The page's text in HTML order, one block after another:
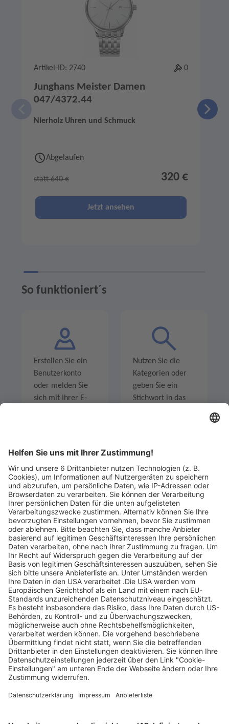
Artikel-ID: 2740 0
Junghans Meister Damen
047/4372.44
Nierholz Uhren und Schmuck
Abgelaufen
statt 640 € 320 €
Jetzt ansehen
So funktioniert´s
Erstellen Sie ein
Benutzerkonto
oder melden Sie
sich mit Ihrer E-
Nutzen Sie die
Kategorien oder
geben Sie ein
Stichwort in das
Legen Sie zum
Mitbieten eine
Höchstgrenze für
Ihr Gebot fest. Ein
automatischer
Bietagent bietet
für Sie bis zum
Höchstgebot.
Sind Sie am Ende
der
Höchstbietende,
werden Sie per E-
Mail informiert
und erhalten nach
Zahlungseingang
ein Zertifikat zum
Einlösen des
Angebots.